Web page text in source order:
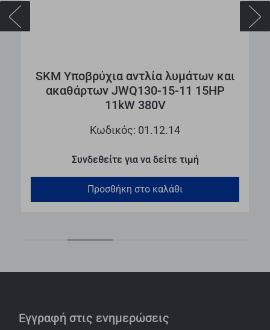
SKM Υποβρύχια αντλία λυμάτων και
ακαθάρτων JWQ130-15-11 15HP
11kW 380V
Κωδικός: 01.12.14
Συνδεθείτε για να δείτε τιμή
Προσθήκη στο καλάθι
Εγγραφή στις ενημερώσεις